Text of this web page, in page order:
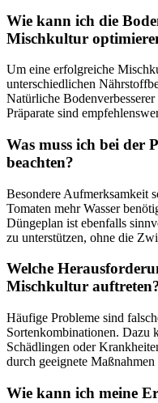
Wie kann ich die
Mischkultur
Um eine erfolgreiche
unterschiedlichen
Natürliche
Präparate sind
Was muss ich bei der
beachten?
Besondere Aufmerksamkeit
Tomaten mehr Wasser
Düngeplan ist ebenfalls
zu unterstützen, ohne die
Welche
Mischkultur
Häufige Probleme sind
Sortenkombinationen. Dazu
Schädlingen oder
durch geeignete
Wie kann ich meine